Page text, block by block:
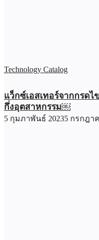
Technology Catalog
แว็กซ์เอสเทอร์จากกรด
กึ่งอุตสาหกรรม￼
5 กุมภาพันธ์ 20235 กรกฎา